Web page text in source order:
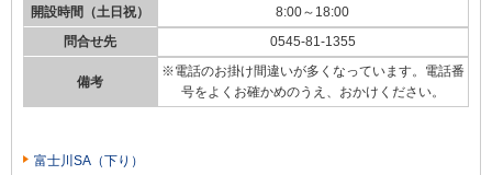
開設時間（土日祝）
8:00～18:00
問合せ先
0545-81-1355
備考
※電話のお掛け間違いが多くなっています。電話番
号をよくお確かめのうえ、おかけください。
富士川SA（下り）